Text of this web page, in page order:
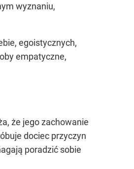
wyznaniu,
egoistycznych,
empatyczne,
że jego zachowanie
dociec przyczyn
poradzić sobie